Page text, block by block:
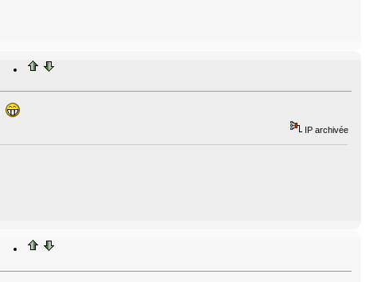
IP archivée